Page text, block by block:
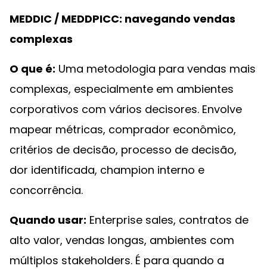
MEDDIC / MEDDPICC: navegando vendas
complexas
O que é: Uma metodologia para vendas mais
complexas, especialmente em ambientes
corporativos com vários decisores. Envolve
mapear métricas, comprador econômico,
critérios de decisão, processo de decisão,
dor identificada, champion interno e
concorrência.
Quando usar: Enterprise sales, contratos de
alto valor, vendas longas, ambientes com
múltiplos stakeholders. É para quando a